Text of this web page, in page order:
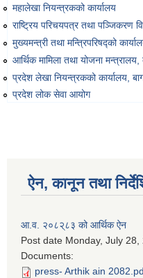
महालेखा नियन्त्रकको कार्यालय
राष्ट्रिय परिचयपत्र तथा पञ्‍जिकरण
मुख्यमन्त्री तथा मन्त्रिपरिषद्को
आर्थिक मामिला तथा योजना मन्त्रालय,
प्रदेश लेखा नियन्त्रकको कार्यालय,
प्रदेश लोक सेवा आयोग
ऐन, कानून तथा
आ.व. २०८२्८३ को आर्थिक ऐन
Post date Monday, July 28,
Documents:
press- Arthik ain